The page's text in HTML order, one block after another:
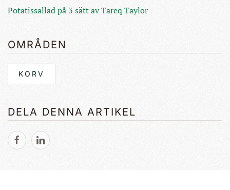
Potatissallad på 3 sätt av Tareq Taylor
OMRÅDEN
KORV
DELA DENNA ARTIKEL